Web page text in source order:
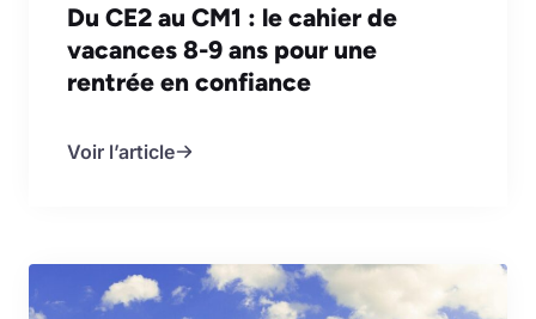
Du CE2 au CM1 : le cahier de
vacances 8-9 ans pour une
rentrée en confiance
Voir l’article